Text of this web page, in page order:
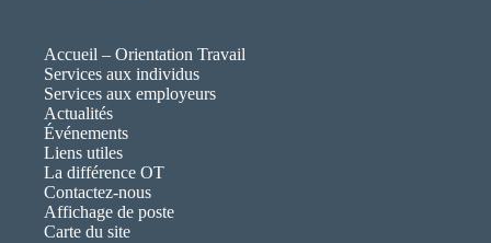
Accueil – Orientation Travail
Services aux individus
Services aux employeurs
Actualités
Événements
Liens utiles
La différence OT
Contactez-nous
Affichage de poste
Carte du site